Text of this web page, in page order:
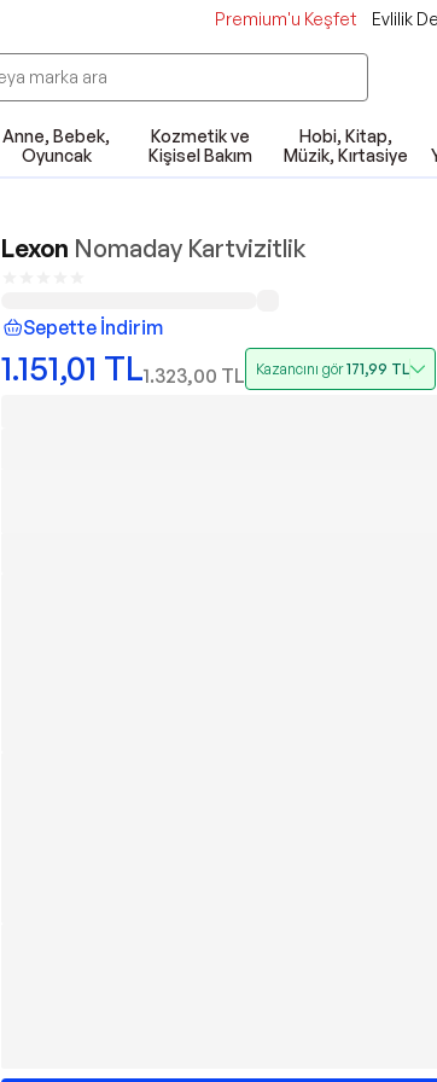
Premium'u Keşfet Evlilik
Anne, Bebek,
Oyuncak
Kozmetik ve
Kişisel Bakım
Hobi, Kitap,
Müzik, Kırtasiye
Lexon Nomaday Kartvizitlik
Sepette İndirim
1.151,01 TL1.323,00 TL Kazancını gör171,99 TL